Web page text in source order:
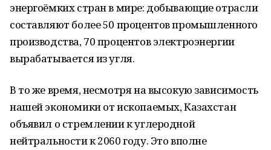
энергоёмких стран в мире: добывающие отрасли
составляют более 50 процентов промышленного
производства, 70 процентов электроэнергии
вырабатывается из угля.
В то же время, несмотря на высокую зависимость
нашей экономики от ископаемых, Казахстан
объявил о стремлении к углеродной
нейтральности к 2060 году. Это вполне